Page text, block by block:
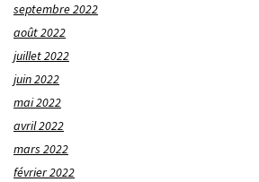
septembre 2022
août 2022
juillet 2022
juin 2022
mai 2022
avril 2022
mars 2022
février 2022